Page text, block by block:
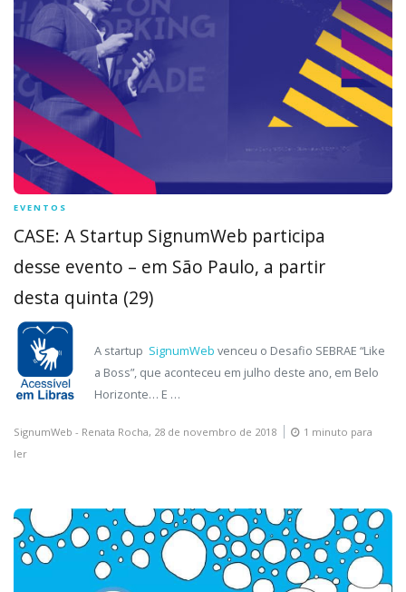
EVENTOS
CASE: A Startup SignumWeb participa
desse evento – em São Paulo, a partir
desta quinta (29)
A startup SignumWeb venceu o Desafio SEBRAE “Like
a Boss”, que aconteceu em julho deste ano, em Belo
Horizonte… E …
SignumWeb - Renata Rocha, 28 de novembro de 2018
1 minuto para
ler